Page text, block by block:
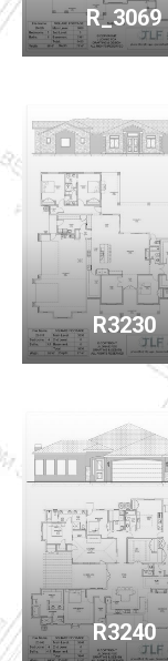
R_3069
R3230
R3240